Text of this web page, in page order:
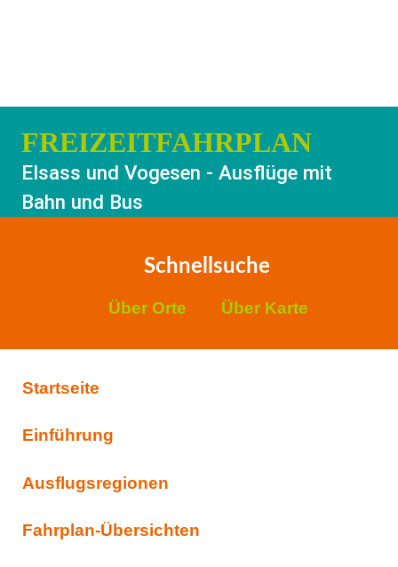
FREIZEITFAHRPLAN
Elsass und Vogesen - Ausflüge mit
Bahn und Bus
Schnellsuche
Über Orte Über Karte
Startseite
Einführung
Ausflugsregionen
Fahrplan-Übersichten